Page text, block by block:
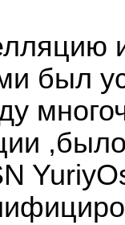
был